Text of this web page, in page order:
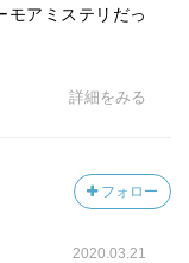
の腹違いの弟。顔
語がうまく使えな
入例にあるような
82・58・84。あ
モアミステリだっ
詳細をみる
フォロー
2020.03.21